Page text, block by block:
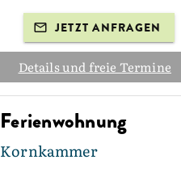
JETZT ANFRAGEN
Details und freie Termine
Ferienwohnung
Kornkammer